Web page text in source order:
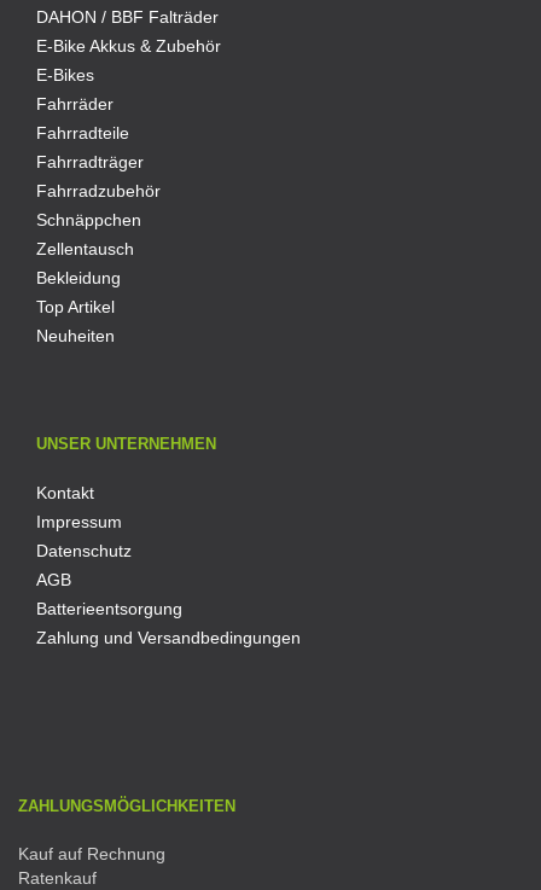
DAHON / BBF Falträder
E-Bike Akkus & Zubehör
E-Bikes
Fahrräder
Fahrradteile
Fahrradträger
Fahrradzubehör
Schnäppchen
Zellentausch
Bekleidung
Top Artikel
Neuheiten
UNSER UNTERNEHMEN
Kontakt
Impressum
Datenschutz
AGB
Batterieentsorgung
Zahlung und Versandbedingungen
ZAHLUNGSMÖGLICHKEITEN
Kauf auf Rechnung
Ratenkauf